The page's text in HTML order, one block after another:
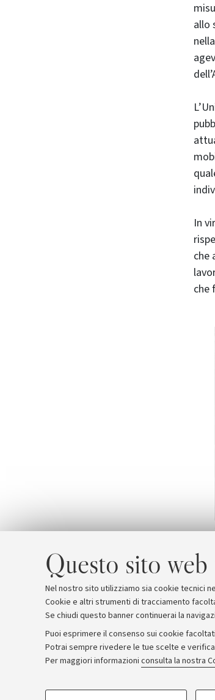
Questo sito
Nel nostro sito utilizziamo sia cookie tecnici
Cookie e altri strumenti di tracciamento
Se chiudi questo banner continuerai la
Puoi esprimere il consenso sui cookie
Potrai sempre rivedere le tue scelte e
Per maggiori informazioni consulta la nostra
COOKIE DI PROFILAZIONE -
allo
In
che
che
Archivio Comunicati stampa Redazione